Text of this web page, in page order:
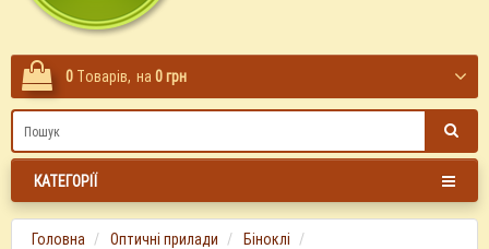
0 Tоварів, на 0 грн
КАТЕГОРІЇ
Головна Оптичні прилади
Біноклі